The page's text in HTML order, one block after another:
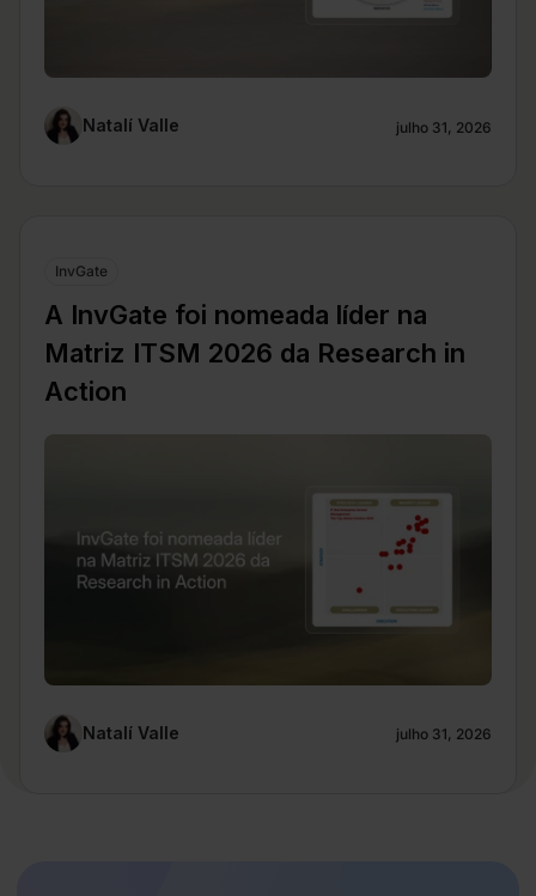
Natalí Valle julho 31, 2026
InvGate
A InvGate foi nomeada líder na
Matriz ITSM 2026 da Research in
Action
Natalí Valle julho 31, 2026